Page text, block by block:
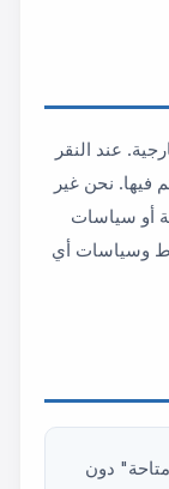
عند النقر
فيها. نحن غير
أو سياسات
وسياسات أي
دون